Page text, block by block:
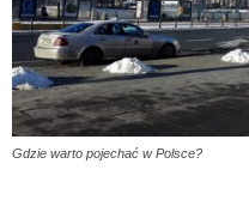
Gdzie warto pojechać w Polsce?